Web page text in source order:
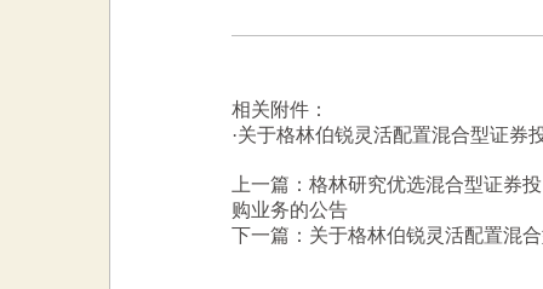
相关附件：
·关于格林伯锐灵活配置混合型证券
上一篇：格林研究优选混合型证券
购业务的公告
下一篇：关于格林伯锐灵活配置混